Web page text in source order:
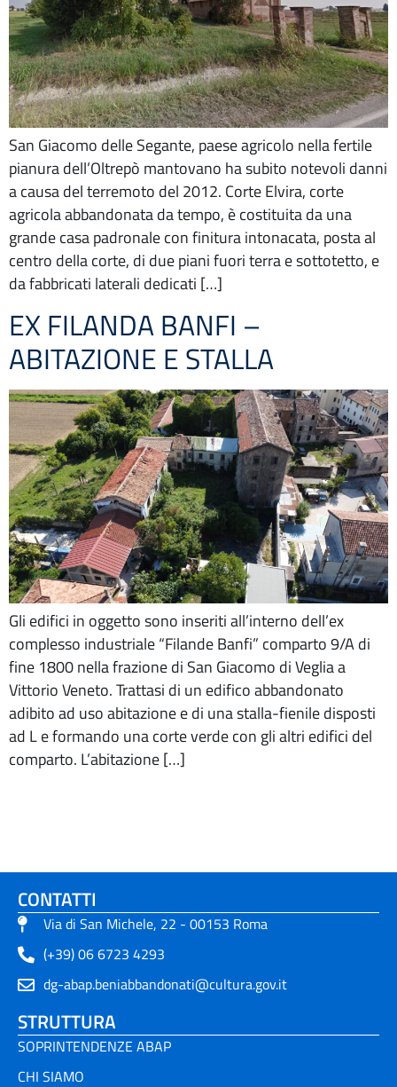
San Giacomo delle Segante, paese agricolo nella fertile
pianura dell’Oltrepò mantovano ha subito notevoli danni
a causa del terremoto del 2012. Corte Elvira, corte
agricola abbandonata da tempo, è costituita da una
grande casa padronale con finitura intonacata, posta al
centro della corte, di due piani fuori terra e sottotetto, e
da fabbricati laterali dedicati […]
EX FILANDA BANFI –
ABITAZIONE E STALLA
Gli edifici in oggetto sono inseriti all’interno dell’ex
complesso industriale “Filande Banfi” comparto 9/A di
fine 1800 nella frazione di San Giacomo di Veglia a
Vittorio Veneto. Trattasi di un edifico abbandonato
adibito ad uso abitazione e di una stalla-fienile disposti
ad L e formando una corte verde con gli altri edifici del
comparto. L’abitazione […]
CONTATTI
Via di San Michele, 22 - 00153 Roma
(+39) 06 6723 4293
dg-abap.beniabbandonati@cultura.gov.it
STRUTTURA
SOPRINTENDENZE ABAP
CHI SIAMO